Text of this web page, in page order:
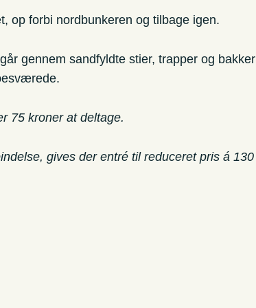
op forbi nordbunkeren og tilbage igen.
gennem sandfyldte stier, trapper og bakker
75 kroner at deltage.
gives der entré til reduceret pris á 130